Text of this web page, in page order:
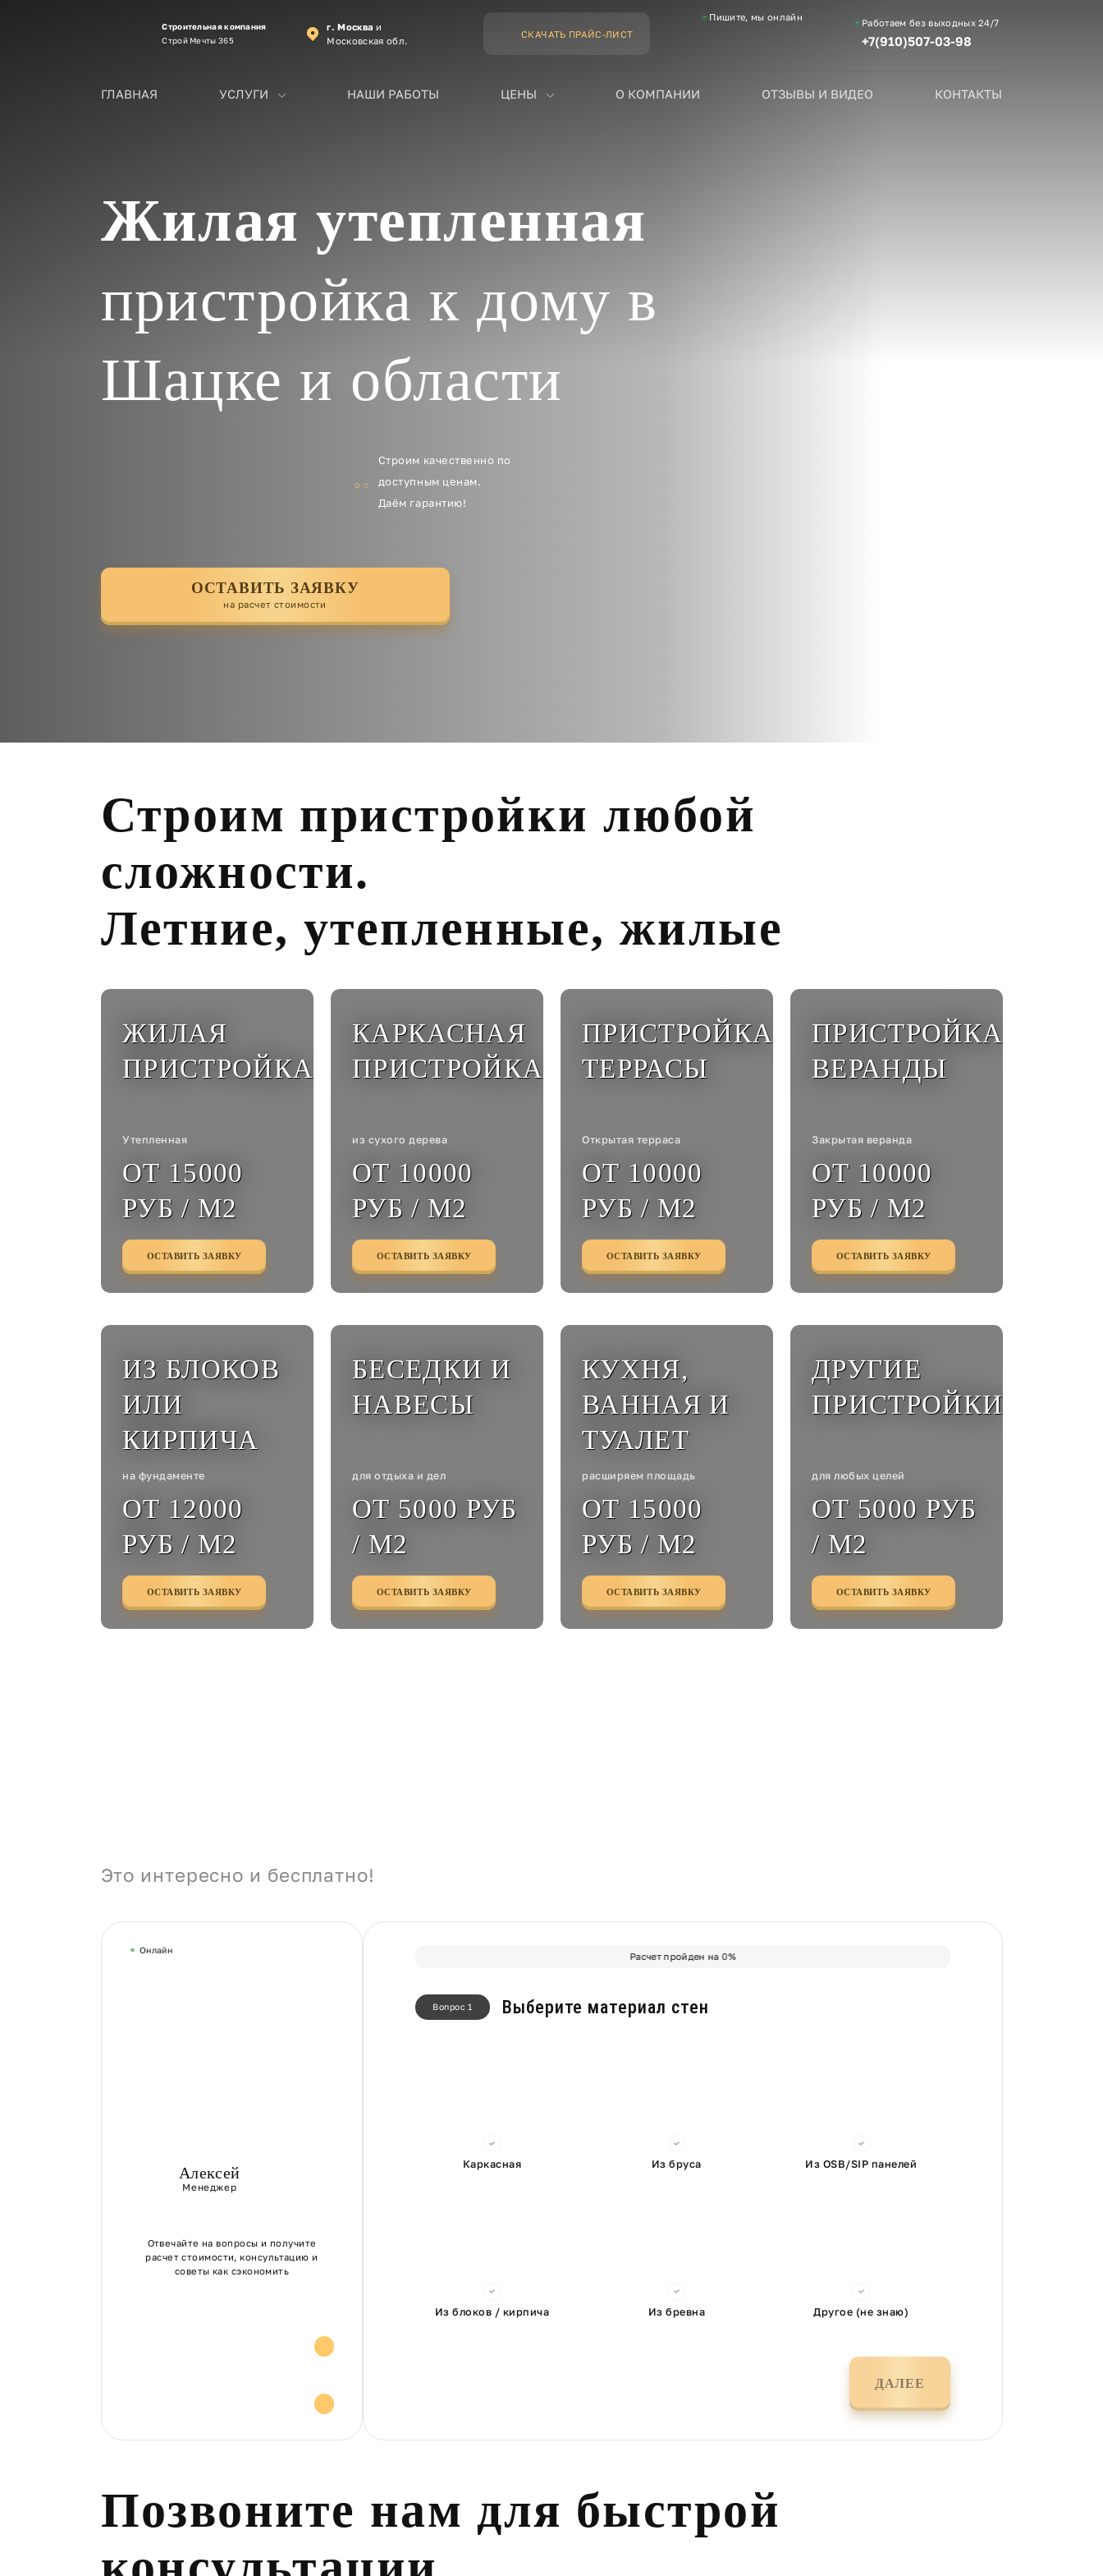
Строительная компания
Строй Мечты 365
г. Москва и
Московская обл.
СКАЧАТЬ ПРАЙС-ЛИСТ
Пишите, мы онлайн
Работаем без выходных24/7
+7(910)507-03-98
ГЛАВНАЯ УСЛУГИ НАШИ РАБОТЫ ЦЕНЫ О КОМПАНИИ ОТЗЫВЫ И ВИДЕО КОНТАКТЫ
Жилая утепленная
пристройка к дому в
Шацке и области
Строим качественно по
доступным ценам.
Даём гарантию!
ОСТАВИТЬ ЗАЯВКУ
на расчет стоимости
Строим пристройки любой
сложности.
Летние, утепленные, жилые
ЖИЛАЯ
ПРИСТРОЙКА
Утепленная
ОТ 15000
РУБ / М2
ОСТАВИТЬ ЗАЯВКУ
КАРКАСНАЯ
ПРИСТРОЙКА
из сухого дерева
ОТ 10000
РУБ / М2
ОСТАВИТЬ ЗАЯВКУ
ПРИСТРОЙКА
ТЕРРАСЫ
Открытая терраса
ОТ 10000
РУБ / М2
ОСТАВИТЬ ЗАЯВКУ
ПРИСТРОЙКА
ВЕРАНДЫ
Закрытая веранда
ОТ 10000
РУБ / М2
ОСТАВИТЬ ЗАЯВКУ
ИЗ БЛОКОВ
ИЛИ
КИРПИЧА
на фундаменте
ОТ 12000
РУБ / М2
ОСТАВИТЬ ЗАЯВКУ
БЕСЕДКИ И
НАВЕСЫ
для отдыха и дел
ОТ 5000 РУБ
/ М2
ОСТАВИТЬ ЗАЯВКУ
КУХНЯ,
ВАННАЯ И
ТУАЛЕТ
расширяем площадь
ОТ 15000
РУБ / М2
ОСТАВИТЬ ЗАЯВКУ
ДРУГИЕ
ПРИСТРОЙКИ
для любых целей
ОТ 5000 РУБ
/ М2
ОСТАВИТЬ ЗАЯВКУ
Это интересно и бесплатно!
Расчет пройден на0%
Вопрос 1 Выберите материал стен
Каркасная Из бруса Из OSB/SIP панелей
Из блоков / кирпича Из бревна Другое (не знаю)
ДАЛЕЕ
Онлайн
Алексей
Менеджер
Отвечайте на вопросы и получите
расчет стоимости, консультацию и
советы как сэкономить
Позвоните нам для быстрой